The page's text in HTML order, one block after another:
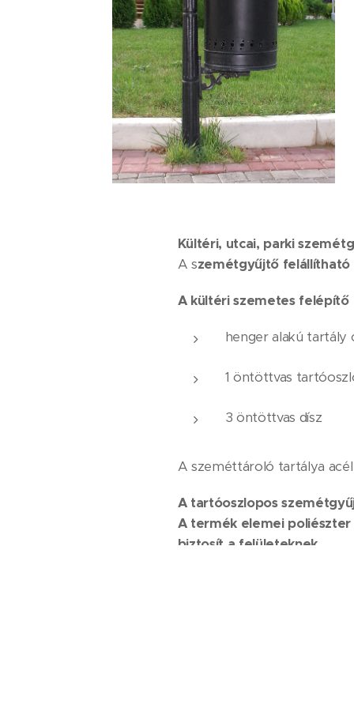
Kültéri, utcai, parki
A szemétgyűjtő felállítható
A kültéri szemetes felépítő
henger alakú
1 öntöttvas
3 öntöttvas dísz
A szeméttároló tartálya
A tartóoszlopos
A termék elemei
biztosít a felületeknek.